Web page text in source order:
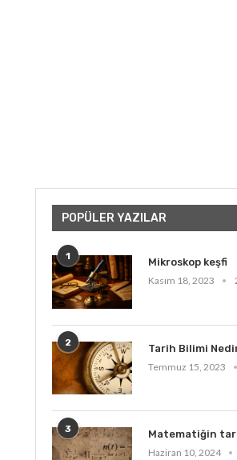
POPÜLER YAZILAR
1
Mikroskop keşfi
Kasım 18, 2023
2
Tarih Bilimi
Temmuz 15, 2023
3
Matematiğin
Haziran 10, 2024